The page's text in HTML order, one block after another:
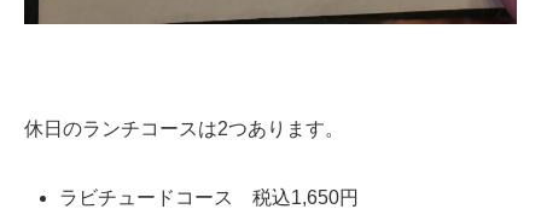
休日のランチコースは2つあります。
ラビチュードコース 税込1,650円